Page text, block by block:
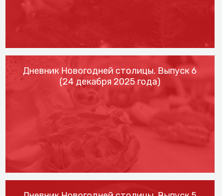
Дневник Новогодней столицы. Выпуск 6
(24 декабря 2025 года)